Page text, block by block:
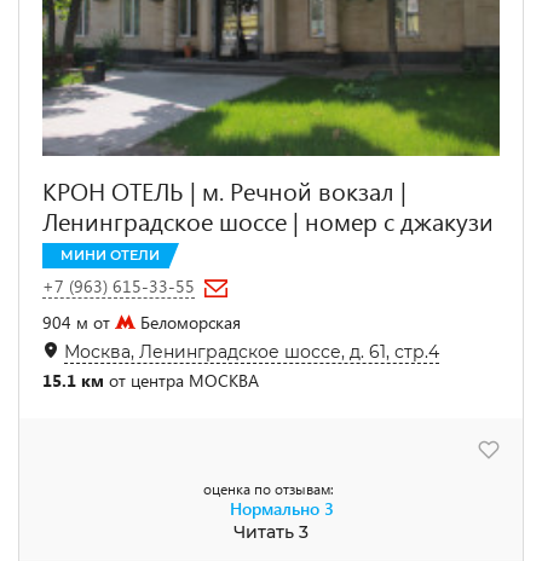
КРОН ОТЕЛЬ | м. Речной вокзал |
Ленинградское шоссе | номер с джакузи
МИНИ ОТЕЛИ
+7 (963) 615-33-55
904 м от
Беломорская
Москва, Ленинградское шоссе, д. 61, стр.4
15.1 км от центра МОСКВА
оценка по отзывам:
Нормально 3
Читать 3